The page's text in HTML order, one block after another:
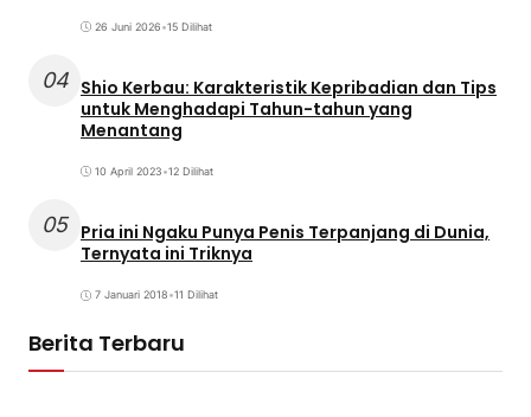
26 Juni 2026•15 Dilihat
04 Shio Kerbau: Karakteristik Kepribadian dan Tips
untuk Menghadapi Tahun-tahun yang
Menantang
10 April 2023•12 Dilihat
05 Pria ini Ngaku Punya Penis Terpanjang di Dunia,
Ternyata ini Triknya
7 Januari 2018•11 Dilihat
Berita Terbaru